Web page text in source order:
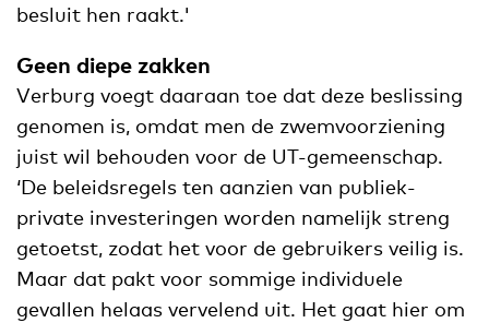
besluit hen raakt.'
Geen diepe zakken
Verburg voegt daaraan toe dat deze beslissing
genomen is, omdat men de zwemvoorziening
juist wil behouden voor de UT-gemeenschap.
‘De beleidsregels ten aanzien van publiek-
private investeringen worden namelijk streng
getoetst, zodat het voor de gebruikers veilig is.
Maar dat pakt voor sommige individuele
gevallen helaas vervelend uit. Het gaat hier om